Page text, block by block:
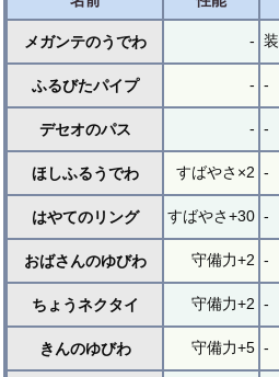
メガンテのうでわ -
ふるびたパイプ - -
デセオのパス - -
ほしふるうでわ すばやさ×2 -
はやてのリング すばやさ+30 -
おばさんのゆびわ 守備力+2 -
ちょうネクタイ 守備力+2 -
きんのゆびわ 守備力+5 -